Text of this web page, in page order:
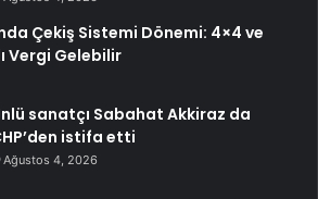
Çekiş Sistemi Dönemi: 4×4 ve
Vergi Gelebilir
sanatçı Sabahat Akkiraz da
istifa etti
Ağustos 4, 2026